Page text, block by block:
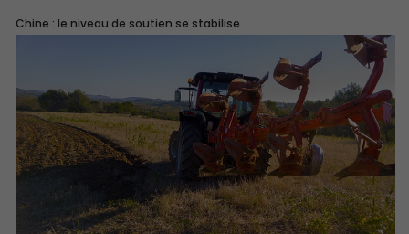
Chine : le niveau de soutien se stabilise